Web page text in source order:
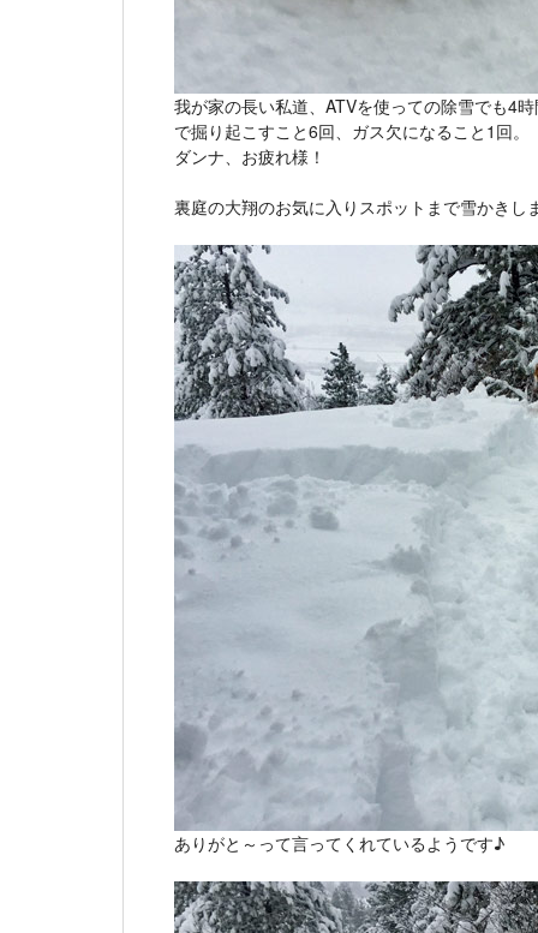
我が家の長い私道、ATVを使っての除雪でも4
で掘り起こすこと6回、ガス欠になること1回。
ダンナ、お疲れ様！
裏庭の大翔のお気に入りスポットまで雪かきし
ありがと～って言ってくれているようです♪